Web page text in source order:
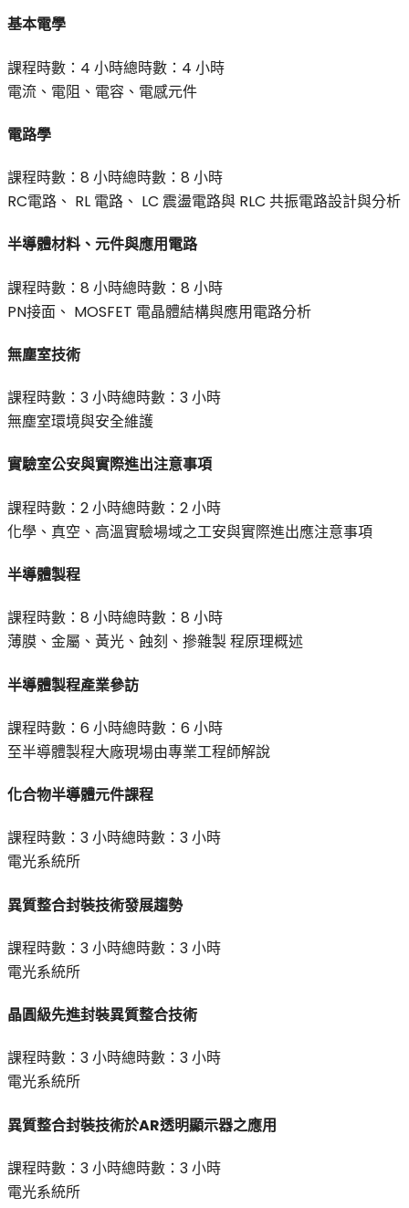
基本電學
課程時數： 4 小時總時數： 4 小時
電流、電阻、電容、電感元件
電路學
課程時數： 8 小時總時數： 8 小時
RC電路、 RL 電路、 LC 震盪電路與 RLC 共振電路設計與分析
半導體材料、元件與應用電路
課程時數： 8 小時總時數： 8 小時
PN接面、 MOSFET 電晶體結構與應用電路分析
無塵室技術
課程時數： 3 小時總時數： 3 小時
無塵室環境與安全維護
實驗室公安與實際進出注意事項
課程時數： 2 小時總時數： 2 小時
化學、真空、高溫實驗場域之工安與實際進出應注意事項
半導體製程
課程時數： 8 小時總時數： 8 小時
薄膜、金屬、黃光、蝕刻、摻雜製 程原理概述
半導體製程產業參訪
課程時數： 6 小時總時數： 6 小時
至半導體製程大廠現場由專業工程師解說
化合物半導體元件課程
課程時數： 3 小時總時數： 3 小時
電光系統所
異質整合封裝技術發展趨勢
課程時數： 3 小時總時數： 3 小時
電光系統所
晶圓級先進封裝異質整合技術
課程時數： 3 小時總時數： 3 小時
電光系統所
異質整合封裝技術於AR透明顯示器之應用
課程時數： 3 小時總時數： 3 小時
電光系統所